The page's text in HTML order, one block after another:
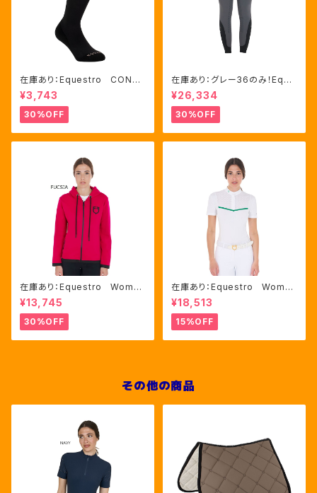
在庫あり：Equestro CONTR
ASTING LOGO ソックス 2
色（ETU00019）
¥3,743
30%OFF
在庫あり：グレー36のみ！Eque
stro Women's Aria キュロ
ット FULLグリップ（ET0675
0）
¥26,334
30%OFF
在庫あり：Equestro Wome
n's インターロックフロントジ
ップ フーディ ピンク・ブルー
2色（ETW00046）
¥13,745
30%OFF
在庫あり：Equestro Wome
n's レース風競技用シャツ
Mサイズのみ（ETW00221）
¥18,513
15%OFF
その他の商品